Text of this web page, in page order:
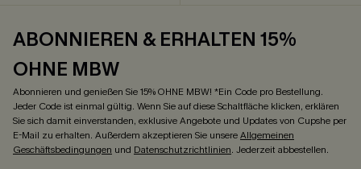
ABONNIEREN & ERHALTEN 15%
OHNE MBW
Abonnieren und genießen Sie 15% OHNE MBW! *Ein Code pro Bestellung.
Jeder Code ist einmal gültig. Wenn Sie auf diese Schaltfläche klicken, erklären
Sie sich damit einverstanden, exklusive Angebote und Updates von Cupshe per
E-Mail zu erhalten. Außerdem akzeptieren Sie unsereAllgemeinen
Geschäftsbedingungen und Datenschutzrichtlinien. Jederzeit abbestellen.